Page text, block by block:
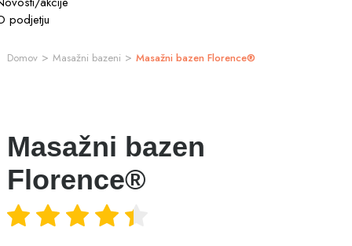
podjetju
Domov > Masažni bazeni > Masažni bazen Florence®
Masažni bazen
Florence®